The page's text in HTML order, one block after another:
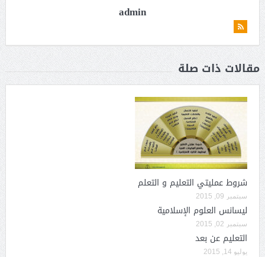
admin
مقالات ذات صلة
شروط عمليتي التعليم و التعلم
سبتمبر 09, 2015
ليسانس العلوم الإسلامية
سبتمبر 02, 2015
التعليم عن بعد
يوليو 14, 2015